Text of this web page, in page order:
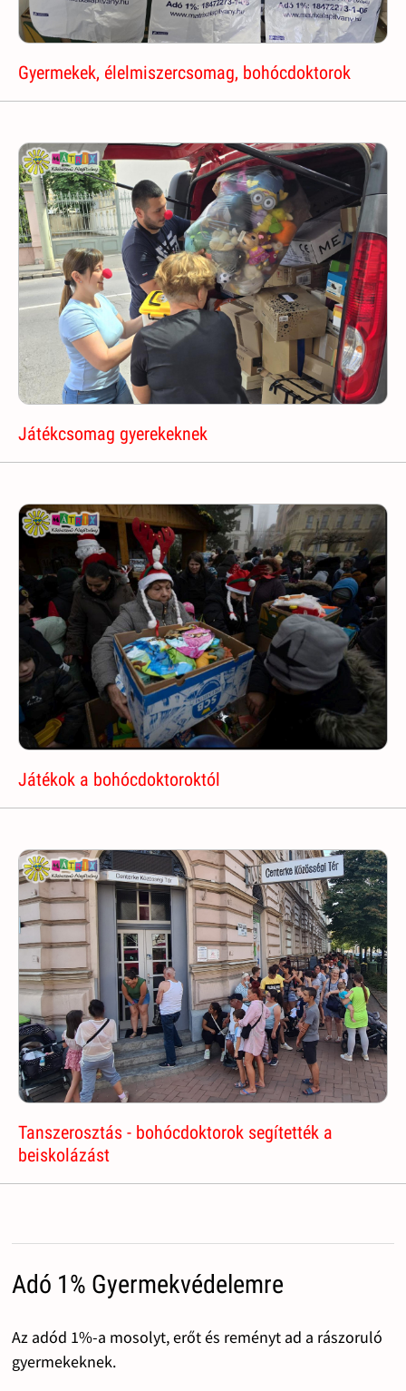
Gyermekek, élelmiszercsomag, bohócdoktorok
Játékcsomag gyerekeknek
Játékok a bohócdoktoroktól
Tanszerosztás - bohócdoktorok segítették a
beiskolázást
Adó 1% Gyermekvédelemre
Az adód 1%-a mosolyt, erőt és reményt ad a rászoruló
gyermekeknek.